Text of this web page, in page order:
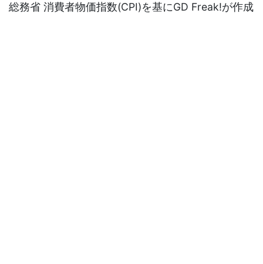
総務省 消費者物価指数(CPI)を基にGD Freak!が作成